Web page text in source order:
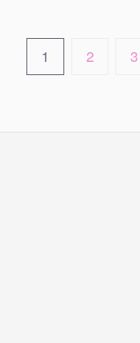
1 2 3